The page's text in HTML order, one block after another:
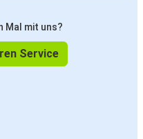
Mal mit uns?
Service